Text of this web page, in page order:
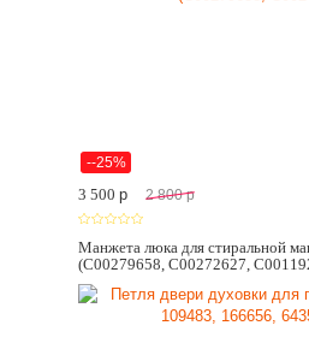
--25%
3 500 p 2 800 p
Манжета люка для стиральной
(C00279658, C00272627,